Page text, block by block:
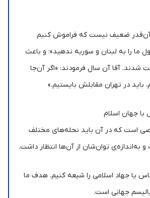
آن‌قدر ضعیف نیست که فراموش کنیم
ما را به لبنان و سوریه ندهید»؛ و باعث
شدند. آقا آن سال فرمودند: «اگر آن‌جا
باید در تهران مقابلش بایستیم.»
با جهان اسلام
است که در آن باید نحله‌های مختلف
به‌اندازه‌ی توان‌شان از آن‌ها انتظار داشت.
یا جهاد اسلامی را شیعه کنیم. هدف ما
جهانی است.